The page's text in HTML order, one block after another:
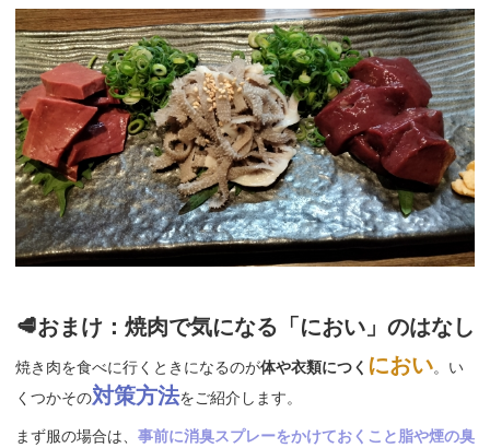
🥩おまけ：焼肉で気になる「におい」のはなし
焼き肉を食べに行くときになるのが体や衣類につく におい。い
くつかその対策方法をご紹介します。
まず服の場合は、 事前に消臭スプレーをかけておくこと脂や煙の臭